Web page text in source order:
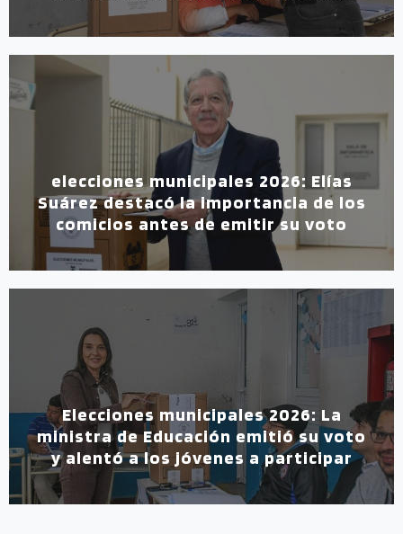
elecciones municipales 2026: Elías
Suárez destacó la importancia de los
comicios antes de emitir su voto
Elecciones municipales 2026: La
ministra de Educación emitió su voto
y alentó a los jóvenes a participar